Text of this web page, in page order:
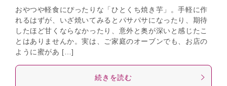
おやつや軽食にぴったりな「ひとくち焼き芋」。手軽に作
れるはずが、いざ焼いてみるとパサパサになったり、期待
したほど甘くならなかったり、意外と奥が深いと感じたこ
とはありませんか。実は、ご家庭のオーブンでも、お店の
ように蜜があ […]
続きを読む